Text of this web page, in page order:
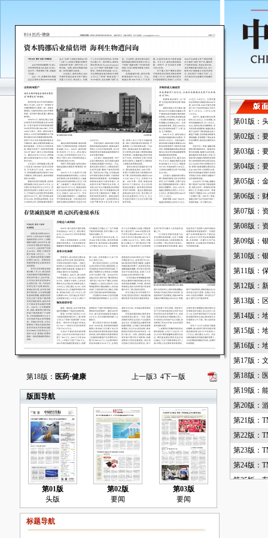
第18版： 医药·健康 上一版3 4下一版
版面导航
第01版
头版
第02版
要闻
第03版
要闻
标题导航
第01版：
第02版：
第03版：
第04版：
第05版：
第06版：
第07版：
第08版：
第09版：
第10版：
第11版：
第12版：
第13版：
第14版：
第15版：
第16版：
第17版：
第18版：
第19版：
第20版：
第21版：
第22版：
第23版：
第24版：
第25版：